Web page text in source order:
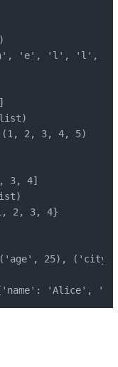
['h', 'e', 'l', 'l',
(1, 2, 3, 4, 5)
3, 4]
2, 3, 4}
('age', 25),
{'name': 'Alice',